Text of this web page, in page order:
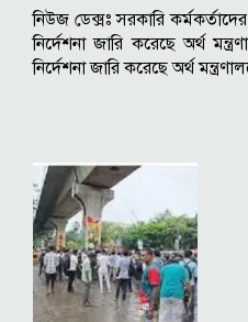
নিউজ ডেক্সঃ সরকারি
নির্দেশনা জারি করেছে অর্থ
নির্দেশনা জারি করেছে অর্থ